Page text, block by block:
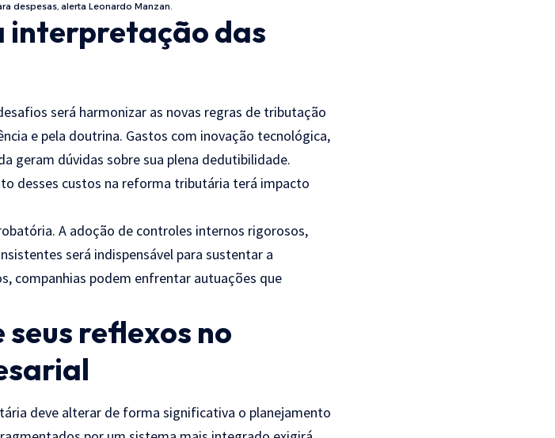
despesas, alerta Leonardo Manzan.
interpretação das
será harmonizar as novas regras de tributação
e pela doutrina. Gastos com inovação tecnológica,
geram dúvidas sobre sua plena dedutibilidade.
desses custos na reforma tributária terá impacto
A adoção de controles internos rigorosos,
será indispensável para sustentar a
companhias podem enfrentar autuações que
reflexos no
deve alterar de forma significativa o planejamento